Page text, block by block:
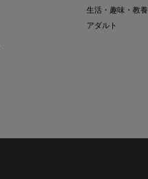
生活・趣味・教養
アダルト